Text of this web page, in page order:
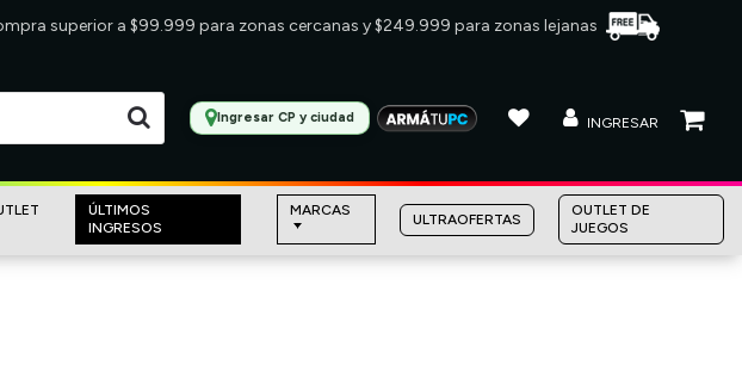
superior a $99.999 para zonas cercanas y $249.999 para zonas lejanas
Ingresar CP y ciudad INGRESAR
ÚLTIMOS
INGRESOS
MARCAS
ULTRAOFERTAS
OUTLET DE
JUEGOS